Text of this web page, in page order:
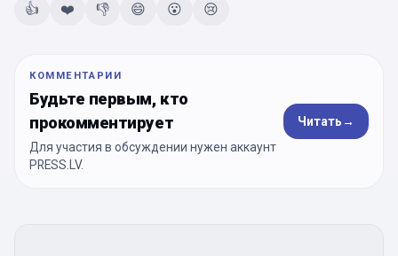
👍 ❤️ 👎 😄 😮 😢
КОММЕНТАРИИ
Будьте первым, кто
прокомментирует
Для участия в обсуждении нужен аккаунт
PRESS.LV.
Читать→